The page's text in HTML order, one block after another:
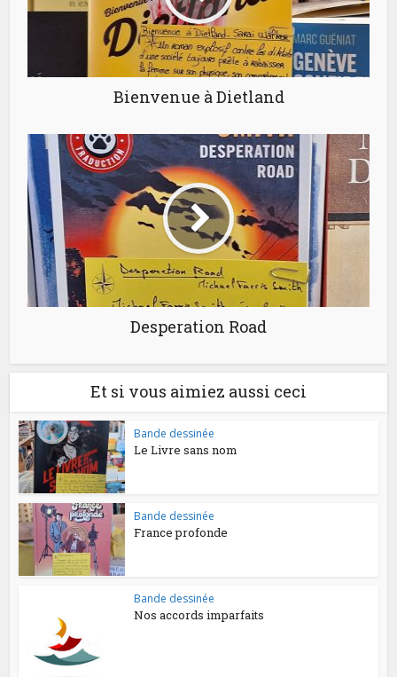
Bienvenue à Dietland
Desperation Road
Et si vous aimiez aussi ceci
Bande dessinée
Le Livre sans nom
Bande dessinée
France profonde
Bande dessinée
Nos accords imparfaits